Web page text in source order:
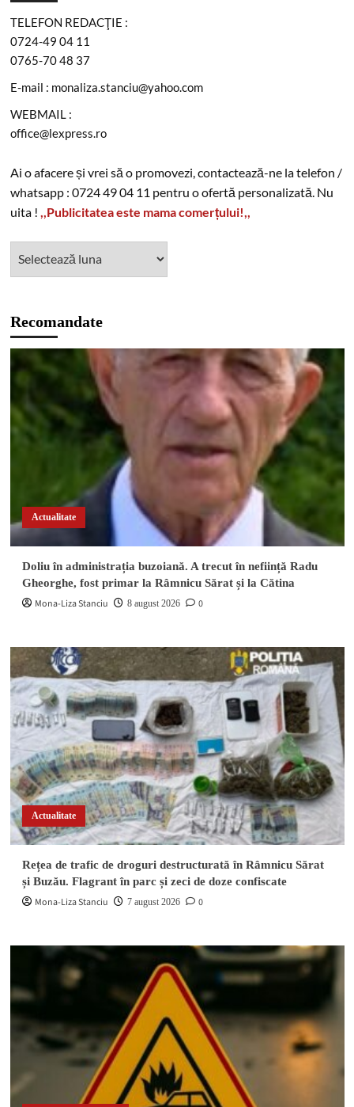
TELEFON REDACŢIE :
0724-49 04 11
0765-70 48 37
E-mail : monaliza.stanciu@yahoo.com
WEBMAIL :
office@lexpress.ro
Ai o afacere și vrei să o promovezi, contactează-ne la telefon /
whatsapp : 0724 49 04 11 pentru o ofertă personalizată. Nu
uita ! ,,Publicitatea este mama comerțului!,,
Recomandate
Actualitate
Doliu în administrația buzoiană. A trecut în neființă Radu
Gheorghe, fost primar la Râmnicu Sărat și la Cătina
Mona-Liza Stanciu 8 august 2026 0
Actualitate
Rețea de trafic de droguri destructurată în Râmnicu Sărat
și Buzău. Flagrant în parc și zeci de doze confiscate
Mona-Liza Stanciu 7 august 2026 0